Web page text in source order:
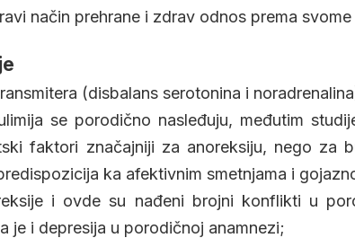
način prehrane i zdrav odnos prema svome
(disbalans serotonina i
se porodično nasleđuju, međutim
faktori značajniji za anoreksiju, nego za
ka afektivnim smetnjama i
i ovde su nađeni brojni konflikti u
je i depresija u porodičnoj anamnezi;